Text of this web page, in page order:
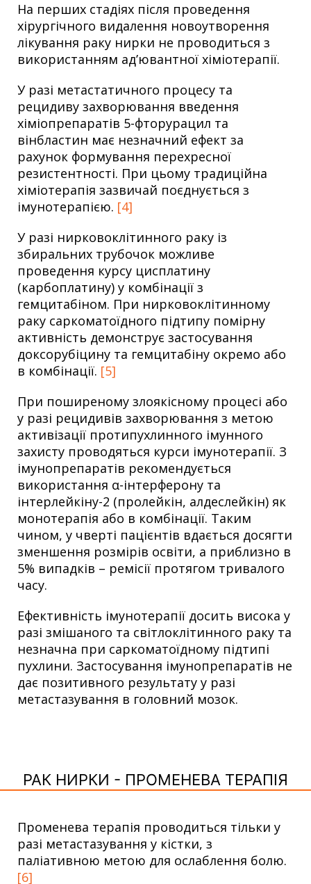
На перших стадіях після проведення
хірургічного видалення новоутворення
лікування раку нирки не проводиться з
використанням ад’ювантної хіміотерапії.
У разі метастатичного процесу та
рецидиву захворювання введення
хіміопрепаратів 5-фторурацил та
вінбластин має незначний ефект за
рахунок формування перехресної
резистентності. При цьому традиційна
хіміотерапія зазвичай поєднується з
імунотерапією. [4]
У разі нирковоклітинного раку із
збиральних трубочок можливе
проведення курсу цисплатину
(карбоплатину) у комбінації з
гемцитабіном. При нирковоклітинному
раку саркоматоїдного підтипу помірну
активність демонструє застосування
доксорубіцину та гемцитабіну окремо або
в комбінації. [5]
При поширеному злоякісному процесі або
у разі рецидивів захворювання з метою
активізації протипухлинного імунного
захисту проводяться курси імунотерапії. З
імунопрепаратів рекомендується
використання α-інтерферону та
інтерлейкіну-2 (пролейкін, алдеслейкін) як
монотерапія або в комбінації. Таким
чином, у чверті пацієнтів вдається досягти
зменшення розмірів освіти, а приблизно в
5% випадків – ремісії протягом тривалого
часу.
Ефективність імунотерапії досить висока у
разі змішаного та світлоклітинного раку та
незначна при саркоматоїдному підтипі
пухлини. Застосування імунопрепаратів не
дає позитивного результату у разі
метастазування в головний мозок.
РАК НИРКИ - ПРОМЕНЕВА ТЕРАПІЯ
Променева терапія проводиться тільки у
разі метастазування у кістки, з
паліативною метою для ослаблення болю.
[6]